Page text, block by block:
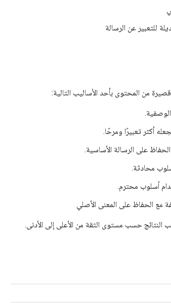
للتعبير عن الرسالة
أكثر تعبيرًا ومرحًا.
على الرسالة الأساسية.
محادثة.
أسلوب محترم.
مع الحفاظ على المعنى الأصلي
النتائج حسب مستوى الثقة من الأعلى إلى الأدنى.